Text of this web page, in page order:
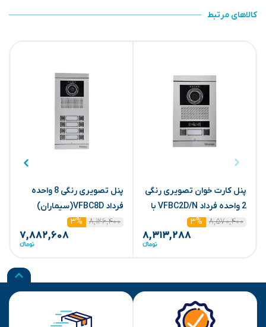
کالاهای مرتبط
پنل کارت خوان تصویری رنگی
2 واحده فرداد VFBC2D/N با
ماژول(سیماران)
۸,۵۷۰,۴۰۰ ۳%
۸,۳۱۳,۲۸۸
پنل تصویری رنگی 8 واحده
فرداد VFBC8D(سیماران)
۸,۱۲۶,۴۰۰
۳%
۷,۸۸۲,۶۰۸